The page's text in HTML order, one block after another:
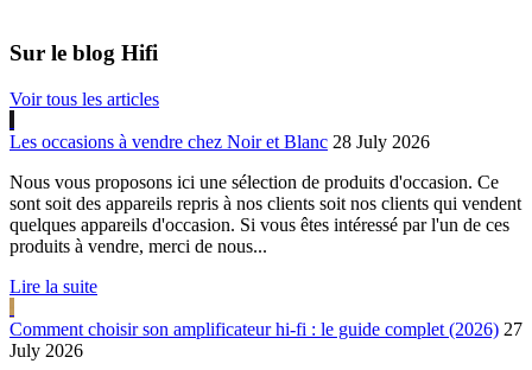
Sur le blog Hifi
Voir tous les articles
Les occasions à vendre chez Noir et Blanc 28 July 2026
Nous vous proposons ici une sélection de produits d'occasion. Ce
sont soit des appareils repris à nos clients soit nos clients qui vendent
quelques appareils d'occasion. Si vous êtes intéressé par l'un de ces
produits à vendre, merci de nous...
Lire la suite
Comment choisir son amplificateur hi-fi : le guide complet (2026) 27
July 2026